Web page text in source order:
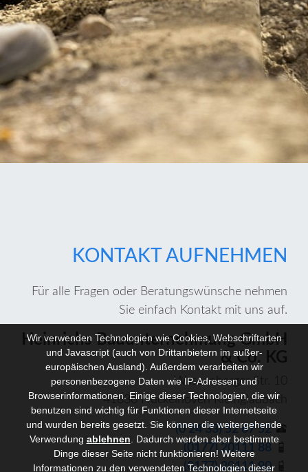
Previous
KONTAKT AUFNEHMEN
Für alle Fragen oder Beratungswünsche nehmen
Sie einfach Kontakt mit uns auf.
Heinrichs Bauunternehmung GmbH
& Co. KG
Wassenberger Str. 10
41836 Hückelhoven Kleingladbach
(0 24 33) 52 67 52 telephone
(0177) 20111 88
mobile_phone
(0177) 20111 90
mobile_phone
Wir verwenden Technologien wie Cookies, Webschriftarten
und Javascript (auch von Drittanbietern im außer-
europäischen Ausland). Außerdem verarbeiten wir
personenbezogene Daten wie IP-Adressen und
Browserinformationen. Einige dieser Technologien, die wir
benutzen sind wichtig für Funktionen dieser Internetseite
und wurden bereits gesetzt. Sie können die weitergehende
Verwendung ablehnen
Dadurch werden aber bestimmte
Dinge dieser Seite nicht funktionieren! Weitere
Informationen zu den verwendeten Technologien dieser